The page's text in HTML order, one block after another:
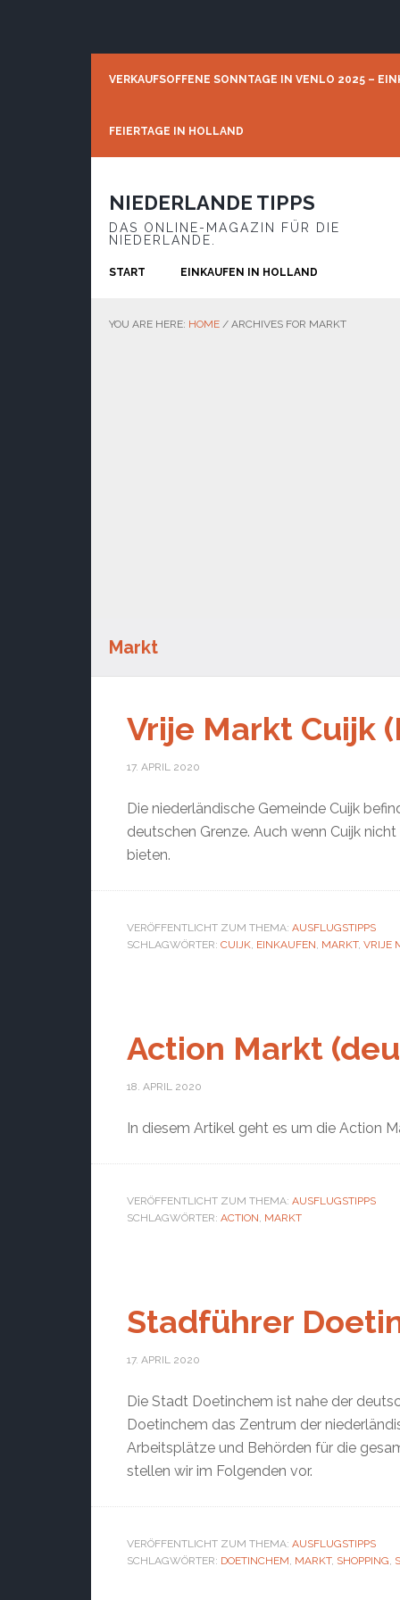
VERKAUFSOFFENE SONNTAGE IN VENLO 2025 –
FEIERTAGE IN HOLLAND
NIEDERLANDE TIPPS
DAS ONLINE-MAGAZIN FÜR DIE
NIEDERLANDE.
START EINKAUFEN IN HOLLAND
YOU ARE HERE: HOME / ARCHIVES FOR MARKT
Markt
Vrije Markt Cuijk
17. APRIL 2020
Die niederländische Gemeinde Cuijk
deutschen Grenze. Auch wenn Cuijk
bieten.
VERÖFFENTLICHT ZUM THEMA: AUSFLUGSTIPPS
SCHLAGWÖRTER: CUIJK, EINKAUFEN, MARKT, VRIJE
Action Markt
18. APRIL 2020
In diesem Artikel geht es um die Action
VERÖFFENTLICHT ZUM THEMA: AUSFLUGSTIPPS
SCHLAGWÖRTER: ACTION, MARKT
Stadführer
17. APRIL 2020
Die Stadt Doetinchem ist nahe der
Doetinchem das Zentrum der
Arbeitsplätze und Behörden für die
stellen wir im Folgenden vor.
VERÖFFENTLICHT ZUM THEMA: AUSFLUGSTIPPS
SCHLAGWÖRTER: DOETINCHEM, MARKT, SHOPPING,